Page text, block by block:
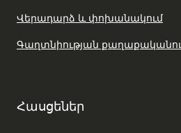
Վերադարձ և փոխանակում
Գաղտնիության
Հասցեներ